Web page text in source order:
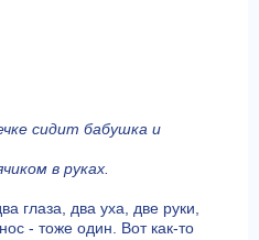
сидит бабушка и
в руках.
глаза, два уха, две руки,
- тоже один. Вот как-то